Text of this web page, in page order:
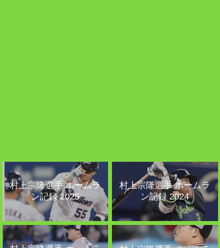
村上宗隆選手 ホームラ
ン記録 2025
村上宗隆選手 ホームラ
ン記録 2024